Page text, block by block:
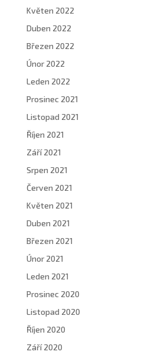
Květen 2022
Duben 2022
Březen 2022
Únor 2022
Leden 2022
Prosinec 2021
Listopad 2021
Říjen 2021
Září 2021
Srpen 2021
Červen 2021
Květen 2021
Duben 2021
Březen 2021
Únor 2021
Leden 2021
Prosinec 2020
Listopad 2020
Říjen 2020
Září 2020